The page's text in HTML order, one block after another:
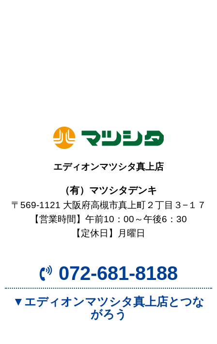
エディオンマツシタ真上店
（有）マツシタデンキ
〒569-1121 大阪府高槻市真上町２丁目３−１７
【営業時間】午前10：00～午後6：30
【定休日】月曜日
072-681-8188
▼エディオンマツシタ真上店とつな
がろう